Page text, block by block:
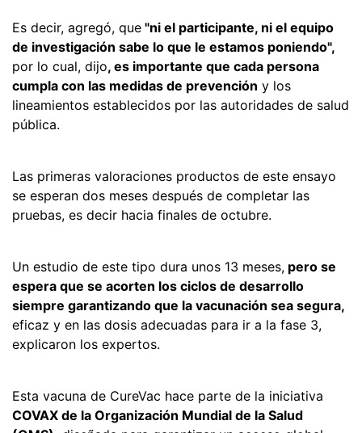
Es decir, agregó, que "ni el participante, ni el equipo
de investigación sabe lo que le estamos poniendo",
por lo cual, dijo, es importante que cada persona
cumpla con las medidas de prevención y los
lineamientos establecidos por las autoridades de salud
pública.
Las primeras valoraciones productos de este ensayo
se esperan dos meses después de completar las
pruebas, es decir hacia finales de octubre.
Un estudio de este tipo dura unos 13 meses, pero se
espera que se acorten los ciclos de desarrollo
siempre garantizando que la vacunación sea segura,
eficaz y en las dosis adecuadas para ir a la fase 3,
explicaron los expertos.
Esta vacuna de CureVac hace parte de la iniciativa
COVAX de la Organización Mundial de la Salud